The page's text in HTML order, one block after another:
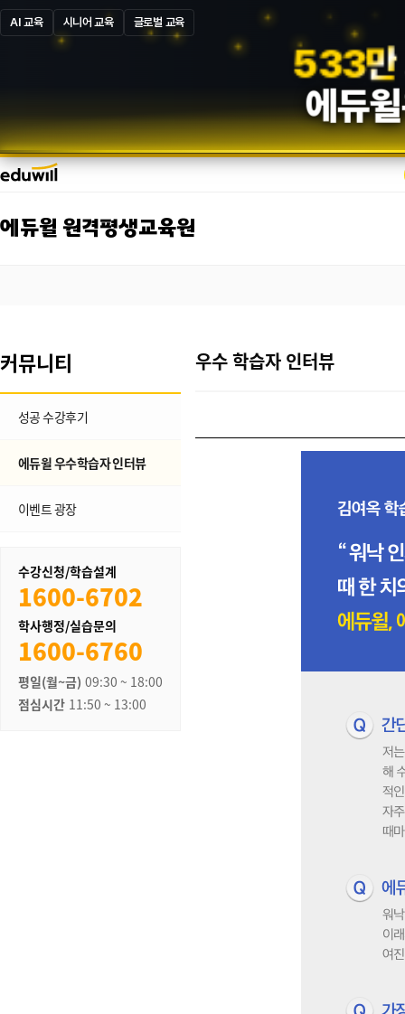
AI 교육 시니어 교육 글로벌 교육
587만
에듀윌
에듀윌 원격평생교육원
커뮤니티
성공 수강후기
에듀윌 우수학습자 인터뷰
이벤트 광장
수강신청/학습설계
1600-6702
학사행정/실습문의
1600-6760
평일(월~금) 09:30 ~ 18:00
점심시간 11:50 ~ 13:00
우수 학습자 인터뷰